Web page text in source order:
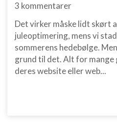
3 kommentarer
Det virker måske lidt skørt
juleoptimering, mens vi
sommerens hedebølge.
grund til det. Alt for
deres website eller web...
Ydeevne
Funktionel
Annoncering / marketing